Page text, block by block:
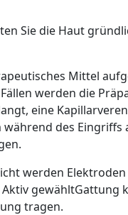
Sie die Haut
Mittel
werden die
eine
des Eingriffs
werden
gewähltGattung
tragen.